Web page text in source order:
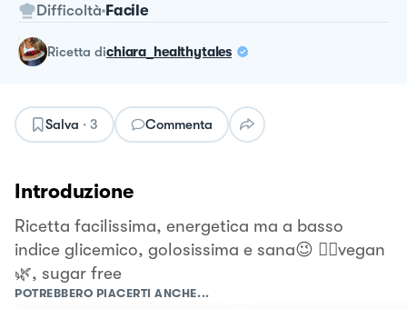
Difficoltà Facile
ricetta dichiara_healthytales
Salva · 3 Commenta
Introduzione
Ricetta facilissima, energetica ma a basso
indice glicemico, golosissima e sana😉 👉🏻vegan
🌿, sugar free
POTREBBERO PIACERTI ANCHE...